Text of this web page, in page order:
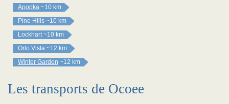
Apopka ~10 km
Pine Hills ~10 km
Lockhart ~10 km
Orlo Vista ~12 km
Winter Garden ~12 km
Les transports de Ocoee